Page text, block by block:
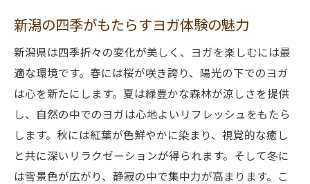
筋トレとヨガで新潟の自然と一体化する新しい
自分発見
筋力強化とヨガの組み合わせ効果
自然の中での筋トレがもたらす力強さ
ヨガと筋トレのバランスが取れた生活
新潟の自然環境を活用したトレーニング
両方を通じて得られる精神的な成長
新潟の四季がもたらすヨガ体験の魅力
新潟県は四季折々の変化が美しく、ヨガを楽しむには最
適な環境です。春には桜が咲き誇り、陽光の下でのヨガ
は心を新たにします。夏は緑豊かな森林が涼しさを提供
し、自然の中でのヨガは心地よいリフレッシュをもたら
します。秋には紅葉が色鮮やかに染まり、視覚的な癒し
と共に深いリラクゼーションが得られます。そして冬に
は雪景色が広がり、静寂の中で集中力が高まります。こ